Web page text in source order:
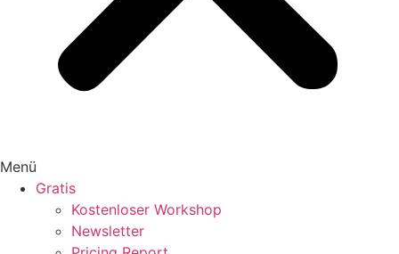
Menü
Gratis
Kostenloser Workshop
Newsletter